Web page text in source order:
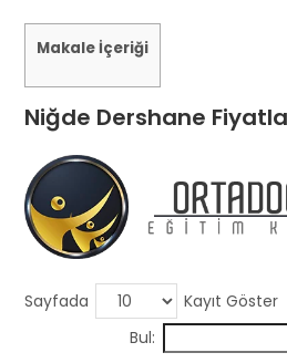
b
e
e
f
t
Makale İçeriği
Niğde Dershane
Sayfada
Kayıt Göster
Bul: